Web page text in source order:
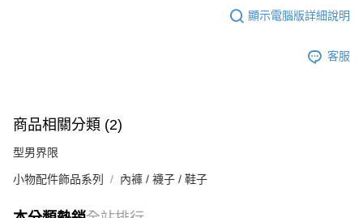
顯示電腦版詳細說明
客服
商品相關分類 (2)
型男界限
小物配件飾品系列 內褲 / 襪子 / 鞋子